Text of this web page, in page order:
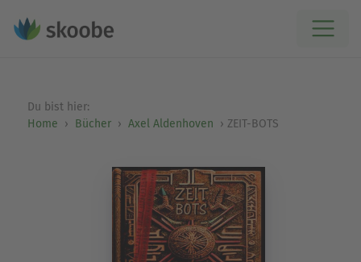
Du bist hier:
Home
Bücher Axel Aldenhoven ZEIT-BOTS